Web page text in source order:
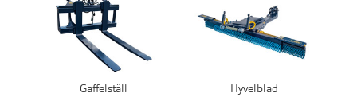
Gaffelställ Hyvelblad